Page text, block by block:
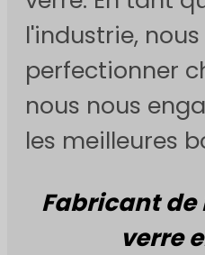
l'industrie,
perfectionner
nous nous
les meilleures
Fabricant
verre